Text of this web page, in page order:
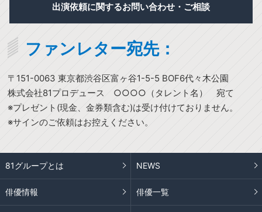
出演依頼に関するお問い合わせ・ご相談
ファンレター宛先：
〒151-0063 東京都渋谷区富ヶ谷1-5-5 BOF6代々木公園
株式会社81プロデュース ○○○○（タレント名） 宛て
※プレゼント(現金、金券類含む)は受け付けておりません。
※サインのご依頼はお控えください。
81グループとは NEWS
俳優情報 俳優一覧